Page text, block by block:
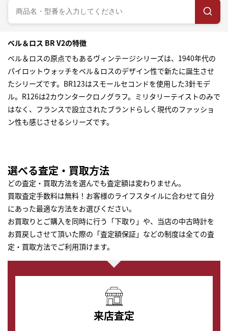
ベル＆ロス BR V2の特徴
ベル＆ロスの原点でもあるヴィンテージシリーズは、1940年代の
パイロットウォッチをベル＆ロスのデザイン性で新たに誕生させ
たシリーズです。BR123はスモールセコンドを使用した3針モデ
ル。R126は2カウンタークロノグラフ。ミリタリーテイストのみで
はなく、フランスで設立されたブランドらしく現代のファッショ
ン性も感じさせるシリーズです。
選べる査定・買取方法
どの査定・買取方法を選んでも査定額は変わりません。
買取査定手数料は無料！お客様のライフスタイルに合わせて自分
にあった最適な方法をお選びください。
お買取りとご購入を同時に行う「下取り」や、当店の中古時計を
お買戻しさせて頂いた際の「査定額保証」などの制度は全ての査
定・買取方法でご利用頂けます。
来店査定